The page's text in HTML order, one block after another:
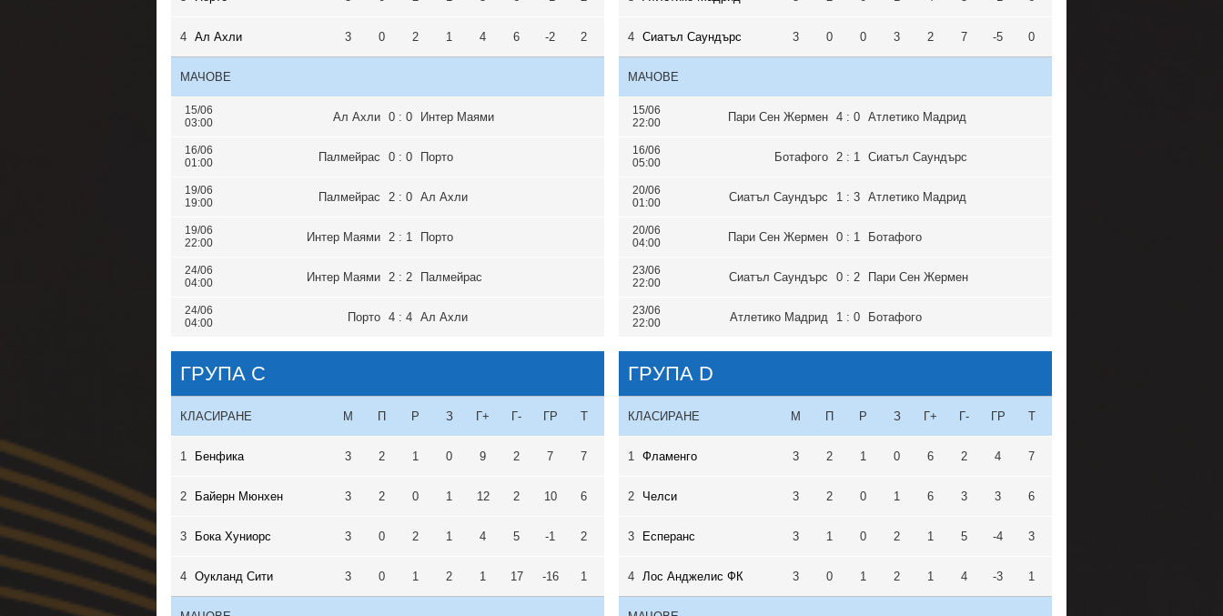
4 Ал Ахли 3 0 2 1 4 6 -2 2
МАЧОВЕ
15/06
03:00
Ал Ахли 0 : 0 Интер Маями
16/06
01:00
Палмейрас 0 : 0 Порто
19/06
19:00
Палмейрас 2 : 0 Ал Ахли
19/06
22:00
Интер Маями 2 : 1 Порто
24/06
04:00
Интер Маями 2 : 2 Палмейрас
24/06
04:00
Порто 4 : 4 Ал Ахли
4 Сиатъл Саундърс 3 0 0 3 2 7 -5 0
МАЧОВЕ
15/06
22:00
Пари Сен Жермен 4 : 0 Атлетико Мадрид
16/06
05:00
Ботафого 2 : 1 Сиатъл Саундърс
20/06
01:00
Сиатъл Саундърс 1 : 3 Атлетико Мадрид
20/06
04:00
Пари Сен Жермен 0 : 1 Ботафого
23/06
22:00
Сиатъл Саундърс 0 : 2 Пари Сен Жермен
23/06
22:00
Атлетико Мадрид 1 : 0 Ботафого
ГРУПА C
КЛАСИРАНЕ М П Р З Г+ Г- ГР Т
1 Бенфика 3 2 1 0 9 2 7 7
2 Байерн Мюнхен 3 2 0 1 12 2 10 6
3 Бока Хуниорс 3 0 2 1 4 5 -1 2
4 Оукланд Сити 3 0 1 2 1 17 -16 1
ГРУПА D
КЛАСИРАНЕ М П Р З Г+ Г- ГР Т
1 Фламенго 3 2 1 0 6 2 4 7
2 Челси 3 2 0 1 6 3 3 6
3 Есперанс 3 1 0 2 1 5 -4 3
4 Лос Анджелис ФК 3 0 1 2 1 4 -3 1